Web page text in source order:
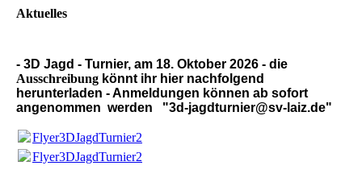
Aktuelles
- 3D Jagd - Turnier, am 18. Oktober 2026 - die
Ausschreibung könnt ihr hier nachfolgend
herunterladen - Anmeldungen können ab sofort
angenommen werden "3d-jagdturnier@sv-laiz.de"
Flyer3DJagdTurnier2026.pdf
Flyer3DJagdTurnier2026.pdf